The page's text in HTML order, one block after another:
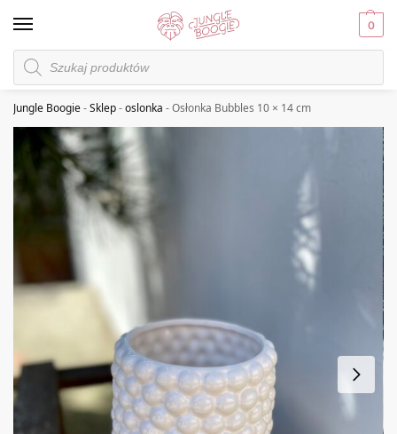
0
Jungle Boogie-Sklep-oslonka -Osłonka Bubbles 10 × 14 cm